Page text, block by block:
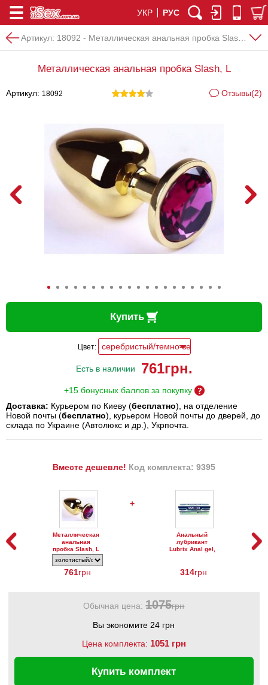
УКР РУС
Артикул: 18092 - Металлическая анальная пробка Slash, L
Металлическая анальная пробка Slash, L
Артикул: 18092 Отзывы(2)
Купить
Цвет:
Есть в наличии 761грн.
+15 бонусных баллов за покупку
Доставка: Курьером по Киеву (бесплатно), на отделение
Новой почты (бесплатно), курьером Новой почты до дверей, до
склада по Украине (Автолюкс и др.), Укрпочта.
Вместе дешевле! Код комплекта: 9395
Металлическая
анальная
пробка Slash, L
761грн
+
Анальный
лубрикант
Lubrix Anal gel,
314грн
Обычная цена:1075грн
Вы экономите 24 грн
Цена комплекта: 1051 грн
Купить комплект